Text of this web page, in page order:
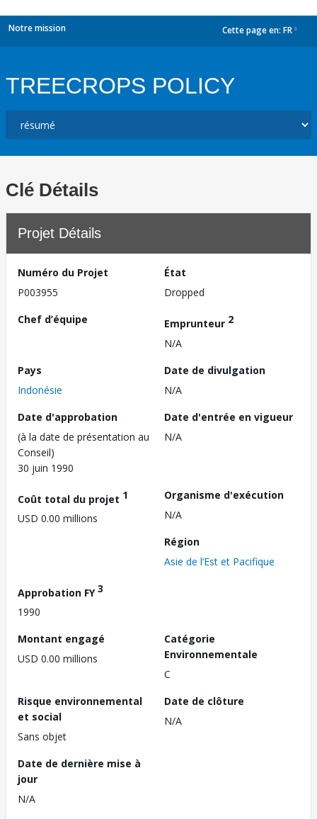
Notre mission Cette page en: FR
TREECROPS POLICY
Clé Détails
Projet Détails
Numéro du Projet
P003955
État
Dropped
Chef d’équipe
Emprunteur 2
N/A
Pays
Indonésie
Date de divulgation
N/A
Date d'approbation
(à la date de présentation au
Conseil)
30 juin 1990
Date d'entrée en vigueur
N/A
Coût total du projet 1
USD 0.00 millions
Organisme d'exécution
N/A
Région
Asie de l’Est et Pacifique
Approbation FY3
1990
Montant engagé
USD 0.00 millions
Catégorie
Environnementale
C
Risque environnemental
et social
Sans objet
Date de clôture
N/A
Date de dernière mise à
jour
N/A